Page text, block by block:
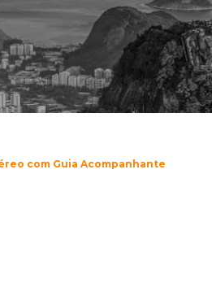
com Guia Acompanhante